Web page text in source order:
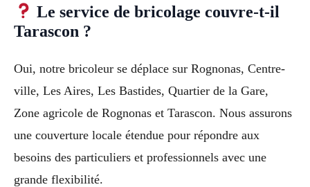
Le service de bricolage couvre-t-il
Tarascon ?
Oui, notre bricoleur se déplace sur Rognonas, Centre-
ville, Les Aires, Les Bastides, Quartier de la Gare,
Zone agricole de Rognonas et Tarascon. Nous assurons
une couverture locale étendue pour répondre aux
besoins des particuliers et professionnels avec une
grande flexibilité.